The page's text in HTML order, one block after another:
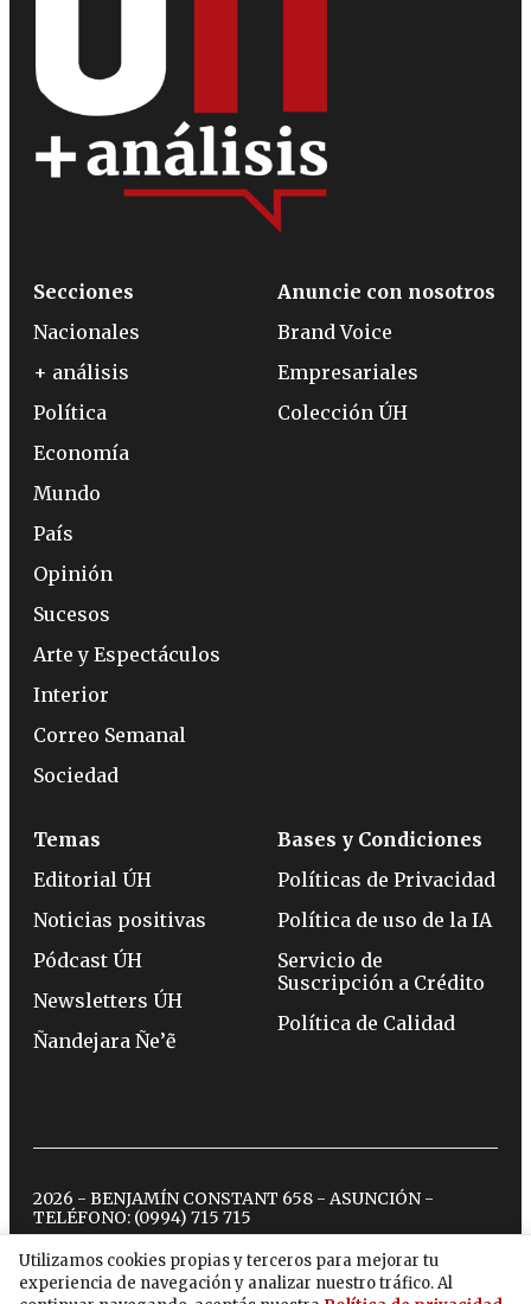
Utilizamos cookies propias y terceros para mejorar tu
experiencia de navegación y analizar nuestro tráfico. Al
Secciones
Nacionales
+ análisis
Política
Economía
Mundo
País
Opinión
Sucesos
Arte y Espectáculos
Interior
Correo Semanal
Sociedad
Anuncie con nosotros
Brand Voice
Empresariales
Colección ÚH
Temas
Editorial ÚH
Noticias positivas
Pódcast ÚH
Newsletters ÚH
Ñandejara Ñe’ẽ
Bases y Condiciones
Políticas de Privacidad
Política de uso de la IA
Servicio de
Suscripción a Crédito
Política de Calidad
2026 - BENJAMÍN CONSTANT 658 - ASUNCIÓN -
TELÉFONO: (0994) 715 715
twitterinstagram
facebook
tiktokyoutubespotify